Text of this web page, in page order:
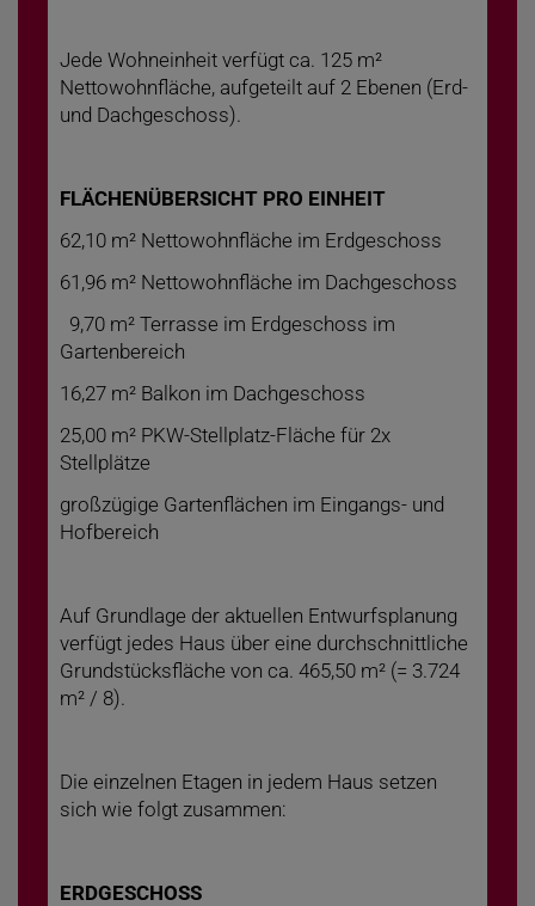
Jede Wohneinheit verfügt ca. 125 m²
Nettowohnfläche, aufgeteilt auf 2 Ebenen (Erd-
und Dachgeschoss).
FLÄCHENÜBERSICHT PRO EINHEIT
62,10 m² Nettowohnfläche im Erdgeschoss
61,96 m² Nettowohnfläche im Dachgeschoss
9,70 m² Terrasse im Erdgeschoss im
Gartenbereich
16,27 m² Balkon im Dachgeschoss
25,00 m² PKW-Stellplatz-Fläche für 2x
Stellplätze
großzügige Gartenflächen im Eingangs- und
Hofbereich
Auf Grundlage der aktuellen Entwurfsplanung
verfügt jedes Haus über eine durchschnittliche
Grundstücksfläche von ca. 465,50 m² (= 3.724
m² / 8).
Die einzelnen Etagen in jedem Haus setzen
sich wie folgt zusammen:
ERDGESCHOSS